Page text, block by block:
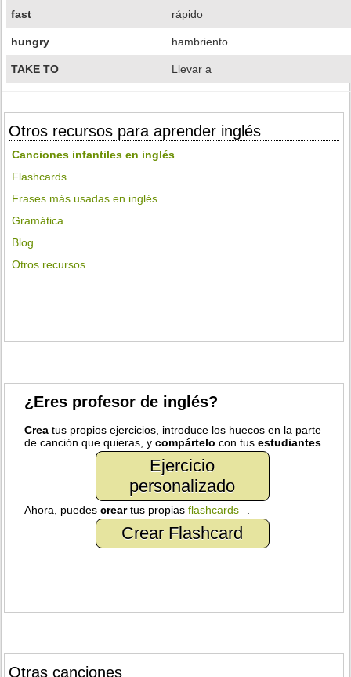
fast rápido
hungry hambriento
TAKE TO Llevar a
Otros recursos para aprender inglés
Canciones infantiles en inglés
Flashcards
Frases más usadas en inglés
Gramática
Blog
Otros recursos...
¿Eres profesor de inglés?
Crea tus propios ejercicios, introduce los huecos en la parte
de canción que quieras, ycompártelo con tusestudiantes
Ejercicio
personalizado
Ahora, puedescreartus propiasflashcards
Crear Flashcard
Otras canciones